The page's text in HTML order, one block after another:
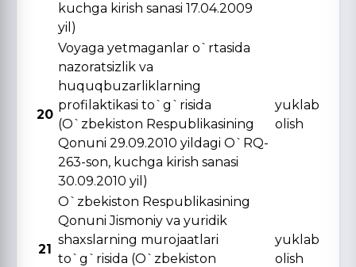
kuchga kirish sanasi 17.04.2009
yil)
20
Voyaga yetmaganlar o`rtasida
nazoratsizlik va
huquqbuzarliklarning
profilaktikasi to`g`risida
(O`zbekiston Respublikasining
Qonuni 29.09.2010 yildagi O`RQ-
263-son, kuchga kirish sanasi
30.09.2010 yil)
yuklab
olish
21
O`zbekiston Respublikasining
Qonuni Jismoniy va yuridik
shaxslarning murojaatlari
to`g`risida (O`zbekiston
yuklab
olish